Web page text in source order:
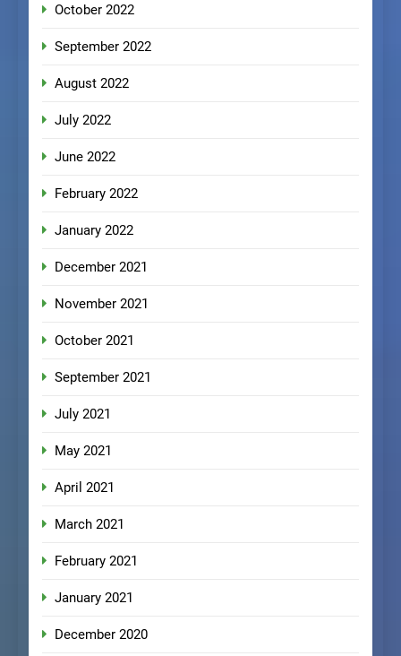
October 2022
September 2022
August 2022
July 2022
June 2022
February 2022
January 2022
December 2021
November 2021
October 2021
September 2021
July 2021
May 2021
April 2021
March 2021
February 2021
January 2021
December 2020